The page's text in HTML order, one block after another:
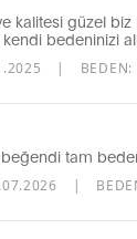
kalitesi güzel
bedeninizi
| BEDEN:
tam
|